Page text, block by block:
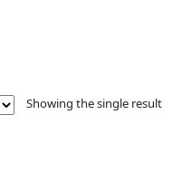
Showing the single result